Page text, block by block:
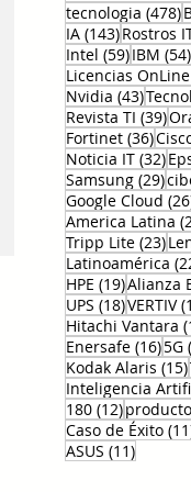
tecnologia (478)
IA (143)143
Rostros
Intel (59)59
IBM (54)
Licencias OnLine
Nvidia (43)43
Revista TI (39)39
Fortinet (36)36
Noticia IT (32)32
Samsung (29)29
Google Cloud
America Latina
Tripp Lite (23)23
Latinoamérica
HPE (19)19
Alianza
UPS (18)18
VERTIV
Hitachi Vantara
Enersafe (16)16
5G
Kodak Alaris (15)
Inteligencia
180 (12)12
Caso de Éxito
ASUS (11)11